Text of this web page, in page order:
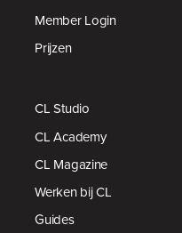
Member Login
Prijzen
CL Studio
CL Academy
CL Magazine
Werken bij CL
Guides